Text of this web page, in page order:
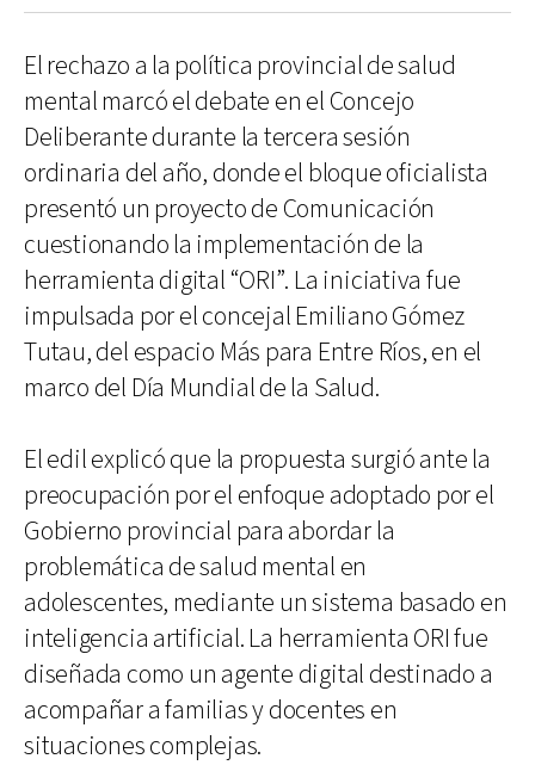
El rechazo a la política provincial de salud
mental marcó el debate en el Concejo
Deliberante durante la tercera sesión
ordinaria del año, donde el bloque oficialista
presentó un proyecto de Comunicación
cuestionando la implementación de la
herramienta digital “ORI”. La iniciativa fue
impulsada por el concejal Emiliano Gómez
Tutau, del espacio Más para Entre Ríos, en el
marco del Día Mundial de la Salud.
El edil explicó que la propuesta surgió ante la
preocupación por el enfoque adoptado por el
Gobierno provincial para abordar la
problemática de salud mental en
adolescentes, mediante un sistema basado en
inteligencia artificial. La herramienta ORI fue
diseñada como un agente digital destinado a
acompañar a familias y docentes en
situaciones complejas.